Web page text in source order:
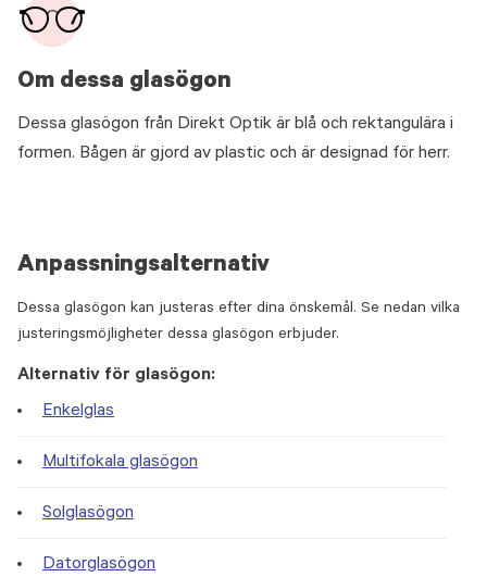
Om dessa glasögon
Dessa glasögon från Direkt Optik är blå och rektangulära i
formen. Bågen är gjord av plastic och är designad för herr.
Anpassningsalternativ
Dessa glasögon kan justeras efter dina önskemål. Se nedan vilka
justeringsmöjligheter dessa glasögon erbjuder.
Alternativ för glasögon:
Enkelglas
Multifokala glasögon
Solglasögon
Datorglasögon